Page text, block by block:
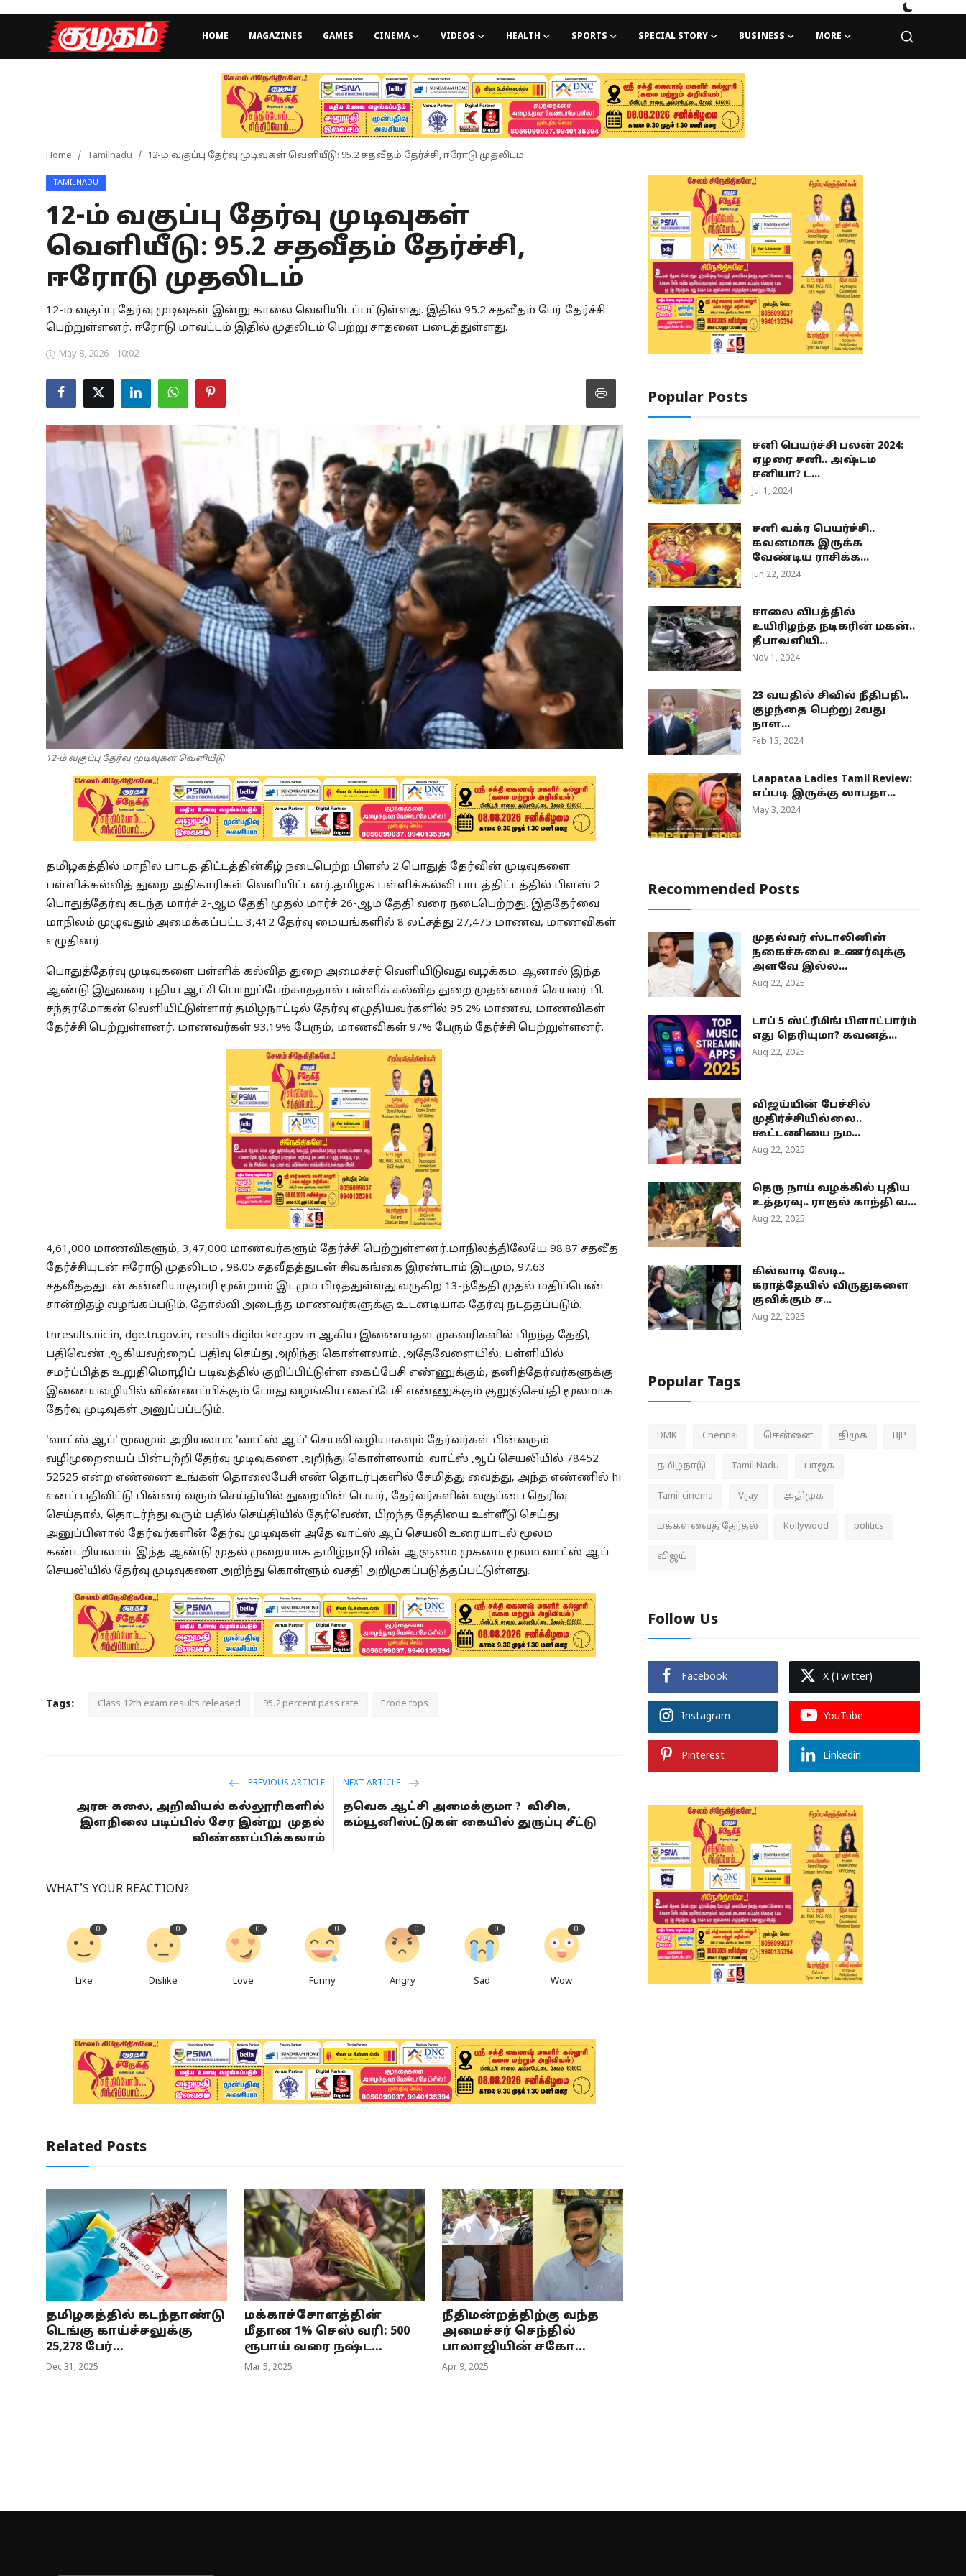
HOME MAGAZINES GAMES CINEMA VIDEOS HEALTH SPORTS SPECIAL STORY BUSINESS MORE
Games
Special Story
Tamilnadu
National
Astrology
Spirituality
Weather
Politics
Home Tamilnadu 12-ம் வகுப்பு தேர்வு முடிவுகள் வெளியீடு: 95.2 சதவீதம் தேர்ச்சி, ஈரோடு முதலிடம்
TAMILNADU
12-ம் வகுப்பு தேர்வு முடிவுகள்
வெளியீடு: 95.2 சதவீதம் தேர்ச்சி,
ஈரோடு முதலிடம்
12-ம் வகுப்பு தேர்வு முடிவுகள் இன்று காலை வெளியிடப்பட்டுள்ளது. இதில் 95.2 சதவீதம் பேர் தேர்ச்சி
பெற்றுள்ளனர். ஈரோடு மாவட்டம் இதில் முதலிடம் பெற்று சாதனை படைத்துள்ளது.
May 8, 2026 - 10:02
12-ம் வகுப்பு தேர்வு முடிவுகள் வெளியீடு
தமிழகத்தில் மாநில பாடத் திட்டத்தின்கீழ் நடைபெற்ற பிளஸ் 2 பொதுத் தேர்வின் முடிவுகளை
பள்ளிக்கல்வித் துறை அதிகாரிகள் வெளியிட்டனர்.தமிழக பள்ளிக்கல்வி பாடத்திட்டத்தில் பிளஸ் 2
பொதுத்தேர்வு கடந்த மார்ச் 2-ஆம் தேதி முதல் மார்ச் 26-ஆம் தேதி வரை நடைபெற்றது. இத்தேர்வை
மாநிலம் முழுவதும் அமைக்கப்பட்ட 3,412 தேர்வு மையங்களில் 8 லட்சத்து 27,475 மாணவ, மாணவிகள்
எழுதினர்.
பொதுத்தேர்வு முடிவுகளை பள்ளிக் கல்வித் துறை அமைச்சர் வெளியிடுவது வழக்கம். ஆனால் இந்த
ஆண்டு இதுவரை புதிய ஆட்சி பொறுப்பேற்காததால் பள்ளிக் கல்வித் துறை முதன்மைச் செயலர் பி.
சந்தரமோகன் வெளியிட்டுள்ளார்.தமிழ்நாட்டில் தேர்வு எழுதியவர்களில் 95.2% மாணவ, மாணவிகள்
தேர்ச்சி பெற்றுள்ளனர். மாணவர்கள் 93.19% பேரும், மாணவிகள் 97% பேரும் தேர்ச்சி பெற்றுள்ளனர்.
4,61,000 மாணவிகளும், 3,47,000 மாணவர்களும் தேர்ச்சி பெற்றுள்ளனர்.மாநிலத்திலேயே 98.87 சதவீத
தேர்ச்சியுடன் ஈரோடு முதலிடம் , 98.05 சதவீதத்துடன் சிவகங்கை இரண்டாம் இடமும், 97.63
சதவீதத்துடன் கன்னியாகுமரி மூன்றாம் இடமும் பிடித்துள்ளது.வருகிற 13-ந்தேதி முதல் மதிப்பெண்
சான்றிதழ் வழங்கப்படும். தோல்வி அடைந்த மாணவர்களுக்கு உடனடியாக தேர்வு நடத்தப்படும்.
tnresults.nic.in, dge.tn.gov.in, results.digilocker.gov.in ஆகிய இணையதள முகவரிகளில் பிறந்த தேதி,
பதிவெண் ஆகியவற்றைப் பதிவு செய்து அறிந்து கொள்ளலாம். அதேவேளையில், பள்ளியில்
சமர்ப்பித்த உறுதிமொழிப் படிவத்தில் குறிப்பிட்டுள்ள கைப்பேசி எண்ணுக்கும், தனித்தேர்வர்களுக்கு
இணையவழியில் விண்ணப்பிக்கும் போது வழங்கிய கைப்பேசி எண்ணுக்கும் குறுஞ்செய்தி மூலமாக
தேர்வு முடிவுகள் அனுப்பப்படும்.
'வாட்ஸ் ஆப்' மூலமும் அறியலாம்: 'வாட்ஸ் ஆப்' செயலி வழியாகவும் தேர்வர்கள் பின்வரும்
வழிமுறையைப் பின்பற்றி தேர்வு முடிவுகளை அறிந்து கொள்ளலாம். வாட்ஸ் ஆப் செயலியில் 78452
52525 என்ற எண்ணை உங்கள் தொலைபேசி எண் தொடர்புகளில் சேமித்து வைத்து, அந்த எண்ணில் hi
எனப் பதிவிட்டு பின்னர் வரும் செய்தியில் துறையின் பெயர், தேர்வர்களின் வகுப்பை தெரிவு
செய்தால், தொடர்ந்து வரும் பதில் செய்தியில் தேர்வெண், பிறந்த தேதியை உள்ளீடு செய்து
அனுப்பினால் தேர்வர்களின் தேர்வு முடிவுகள் அதே வாட்ஸ் ஆப் செயலி உரையாடல் மூலம்
கண்டறியலாம். இந்த ஆண்டு முதல் முறையாக தமிழ்நாடு மின் ஆளுமை முகமை மூலம் வாட்ஸ் ஆப்
செயலியில் தேர்வு முடிவுகளை அறிந்து கொள்ளும் வசதி அறிமுகப்படுத்தப்பட்டுள்ளது.
Tags: Class 12th exam results released 95.2 percent pass rate Erode tops
PREVIOUS ARTICLE
அரசு கலை, அறிவியல் கல்லூரிகளில்
இளநிலை படிப்பில் சேர இன்று முதல்
விண்ணப்பிக்கலாம்
NEXT ARTICLE
தவெக ஆட்சி அமைக்குமா ? விசிக,
கம்யூனிஸ்ட்டுகள் கையில் துருப்பு சீட்டு
WHAT'S YOUR REACTION?
0
Like
0
Dislike
0
Love
0
Funny
0
Angry
0
Sad
0
Wow
Related Posts
தமிழகத்தில் கடந்தாண்டு
டெங்கு காய்ச்சலுக்கு
25,278 பேர்...
Dec 31, 2025
மக்காச்சோளத்தின்
மீதான 1% செஸ் வரி: 500
ரூபாய் வரை நஷ்ட...
Mar 5, 2025
நீதிமன்றத்திற்கு வந்த
அமைச்சர் செந்தில்
பாலாஜியின் சகோ...
Apr 9, 2025
Popular Posts
சனி பெயர்ச்சி பலன் 2024:
ஏழரை சனி.. அஷ்டம
சனியா? ட...
Jul 1, 2024
சனி வக்ர பெயர்ச்சி..
கவனமாக இருக்க
வேண்டிய ராசிக்க...
Jun 22, 2024
சாலை விபத்தில்
உயிரிழந்த நடிகரின் மகன்..
தீபாவளியி...
Nov 1, 2024
23 வயதில் சிவில் நீதிபதி..
குழந்தை பெற்று 2வது
நாள...
Feb 13, 2024
Laapataa Ladies Tamil Review:
எப்படி இருக்கு லாபதா...
May 3, 2024
Recommended Posts
முதல்வர் ஸ்டாலினின்
நகைச்சுவை உணர்வுக்கு
அளவே இல்ல...
Aug 22, 2025
டாப் 5 ஸ்ட்ரீமிங் பிளாட்பார்ம்
எது தெரியுமா? கவனத்...
Aug 22, 2025
விஜய்யின் பேச்சில்
முதிர்ச்சியில்லை..
கூட்டணியை நம...
Aug 22, 2025
தெரு நாய் வழக்கில் புதிய
உத்தரவு.. ராகுல் காந்தி வ...
Aug 22, 2025
கில்லாடி லேடி..
கராத்தேயில் விருதுகளை
குவிக்கும் ச...
Aug 22, 2025
Popular Tags
DMK Chennai சென்னை திமுக BJP
தமிழ்நாடு Tamil Nadu பாஜக
Tamil cinema Vijay அதிமுக
மக்களவைத் தேர்தல் Kollywood politics
விஜய்
Follow Us
Facebook X (Twitter)
Instagram YouTube
Pinterest Linkedin